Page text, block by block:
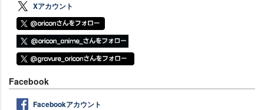
Xアカウント
Facebook
Facebookアカウント